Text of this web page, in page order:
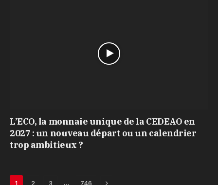
L’ECO, la monnaie unique de la CEDEAO en
2027 : un nouveau départ ou un calendrier
trop ambitieux ?
1 2 3 … 746 Next